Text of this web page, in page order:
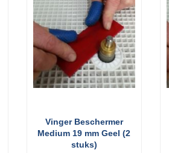
Vinger Beschermer
Medium 19 mm Geel (2
stuks)